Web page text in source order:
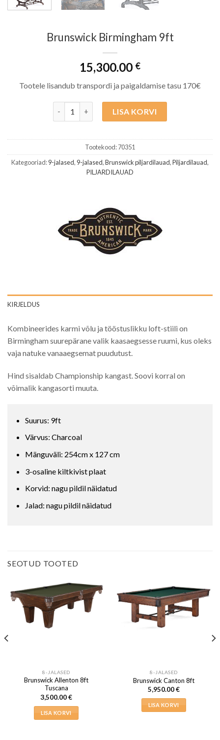
Brunswick Birmingham 9ft
15,300.00 €
Tootele lisandub transpordi ja paigaldamise tasu 170€
LISA KORVI
Tootekood:70351
Kategooriad:9-jalased, 9-jalased,Brunswick piljardilauad,Piljardilauad,
PILJARDILAUAD
KIRJELDUS
Kombineerides karmi võlu ja tööstuslikku loft-stiili on
Birmingham suurepärane valik kaasaegsesse ruumi, kus oleks
vaja natuke vanaaegsemat puudutust.
Hind sisaldab Championship kangast. Soovi korral on
võimalik kangasorti muuta.
Suurus: 9ft
Värvus: Charcoal
Mänguväli: 254cm x 127 cm
3-osaline kiltkivist plaat
Korvid: nagu pildil näidatud
Jalad: nagu pildil näidatud
SEOTUD TOOTED
8-JALASED
Brunswick Allenton 8ft
Tuscana
3,500.00€
LISA KORVI
8-JALASED
Brunswick Canton 8ft
5,950.00€
LISA KORVI